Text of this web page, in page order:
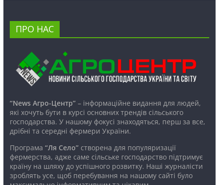
ПРО НАС
“News Агро-Центр”– інформаційне видання для людей,
які хочуть бути в курсі основних трендів сільського
господарства. У нашому фокусі знаходяться, перш за все,
дрібні та середні фермери України.
Програма “Ля Село”створена для популяризації
фермерства, адже саме сільське господарство підтримує
країну на шляху до успішного розвитку. Наші журналісти
зроблять усе, щоб перебування на нашому сайті було